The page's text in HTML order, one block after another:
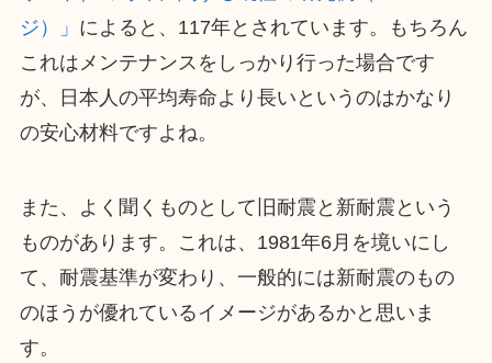
ジ）」 によると、117年とされています。もちろん
これはメンテナンスをしっかり行った場合です
が、日本人の平均寿命より長いというのはかなり
の安心材料ですよね。
また、よく聞くものとして旧耐震と新耐震という
ものがあります。これは、1981年6月を境いにし
て、耐震基準が変わり、一般的には新耐震のもの
のほうが優れているイメージがあるかと思いま
す。